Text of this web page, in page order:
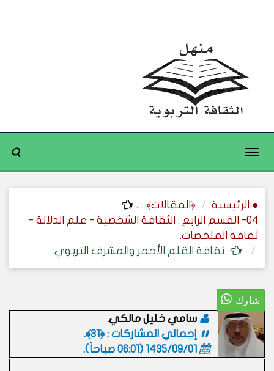
Toggle
● الرئيسية ﴿المقالات﴾ ....
04- القسم الرابع : الثقافة الشخصية - علم الدلالة -
ثقافة الملخصات.
ثقافة القلم الأحمر والمشرف التربوي.
سامي خليل مالكي.
إجمالي المشاركات : ﴿31﴾.
1435/09/01 (06:01 صباحاً)
.